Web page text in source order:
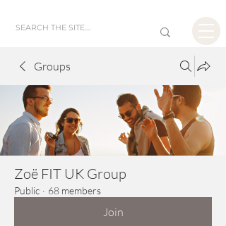
Groups
Zoë FIT UK Group
Public · 68 members
Join